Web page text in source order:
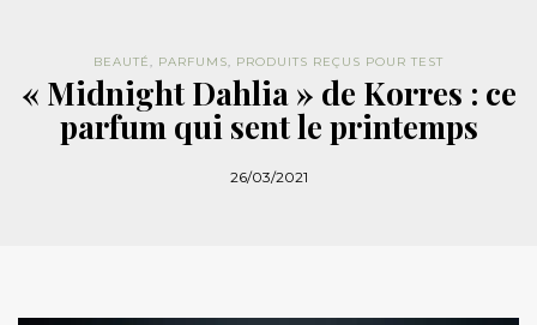
BEAUTÉ, PARFUMS, PRODUITS REÇUS POUR TEST
« Midnight Dahlia » de Korres : ce
parfum qui sent le printemps
26/03/2021